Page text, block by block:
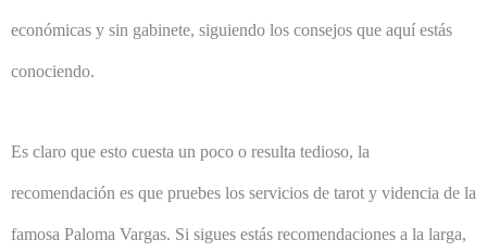
económicas y sin gabinete, siguiendo los consejos que aquí estás
conociendo.
Es claro que esto cuesta un poco o resulta tedioso, la
recomendación es que pruebes los servicios de tarot y videncia de la
famosa Paloma Vargas. Si sigues estás recomendaciones a la larga,